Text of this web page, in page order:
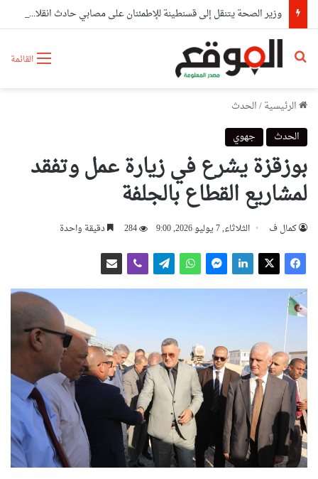
وزير الصحة يتنقل إلى قسنطينة للإطمئنان على مصابي حادث انقلاب حافلة
القائمة بحث عن
الرئيسية/الحدث
الحدث
جهوي
بوزقزة يشرع في زيارة عمل وتفقد
لمشاريع القطاع بالجلفة
كمال ف الثلاثاء, 7 يوليو 2026, 9:00 284 دقيقة واحدة